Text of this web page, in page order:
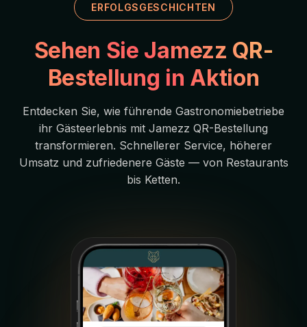
ERFOLGSGESCHICHTEN
Sehen Sie Jamezz QR-
Bestellung in Aktion
Entdecken Sie, wie führende Gastronomiebetriebe
ihr Gästeerlebnis mit Jamezz QR-Bestellung
transformieren. Schnellerer Service, höherer
Umsatz und zufriedenere Gäste — von Restaurants
bis Ketten.